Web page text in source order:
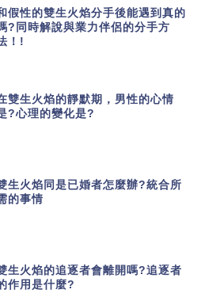
假性的雙生火焰分手後能遇到真的
?同時解說與業力伴侶的分手方
！!
雙生火焰的靜默期，男性的心情
?心理的變化是?
生火焰同是已婚者怎麼辦?統合所
的事情
生火焰的追逐者會離開嗎?追逐者
作用是什麼?